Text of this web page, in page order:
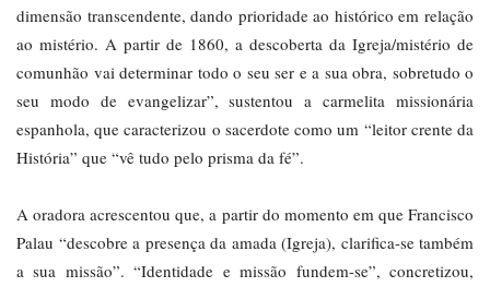
dimensão transcendente, dando prioridade ao histórico em relação
ao mistério. A partir de 1860, a descoberta da Igreja/mistério de
comunhão vai determinar todo o seu ser e a sua obra, sobretudo o
seu modo de evangelizar”, sustentou a carmelita missionária
espanhola, que caracterizou o sacerdote como um “leitor crente da
História” que “vê tudo pelo prisma da fé”.
A oradora acrescentou que, a partir do momento em que Francisco
Palau “descobre a presença da amada (Igreja), clarifica-se também
a sua missão”. “Identidade e missão fundem-se”, concretizou,